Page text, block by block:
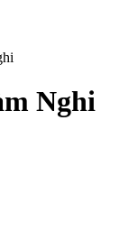
Nghi